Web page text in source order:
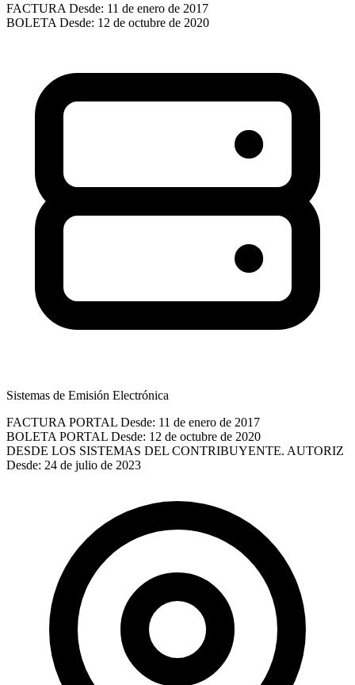
FACTURA Desde: 11 de enero de 2017
BOLETA Desde: 12 de octubre de 2020
Sistemas de Emisión Electrónica
FACTURA PORTAL Desde: 11 de enero de 2017
BOLETA PORTAL Desde: 12 de octubre de 2020
DESDE LOS SISTEMAS DEL CONTRIBUYENTE. AUTORIZ
Desde: 24 de julio de 2023